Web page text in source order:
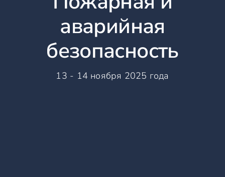
аварийная
безопасность
13 - 14 ноября 2025 года